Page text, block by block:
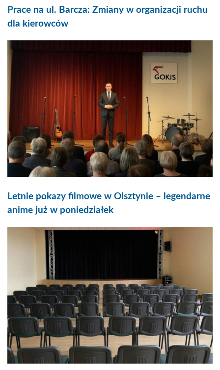
Prace na ul. Barcza: Zmiany w organizacji ruchu
dla kierowców
Letnie pokazy filmowe w Olsztynie – legendarne
anime już w poniedziałek